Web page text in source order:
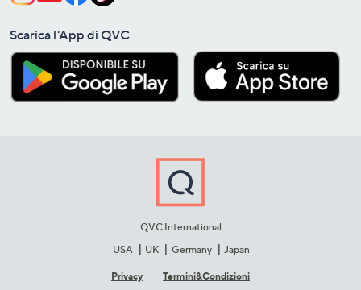
Scarica l'App di QVC
QVC International
USA
UK Germany Japan
Privacy Termini&C​ondizioni